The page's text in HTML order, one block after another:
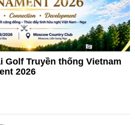
Golf Truyền thống Vietnam
2026